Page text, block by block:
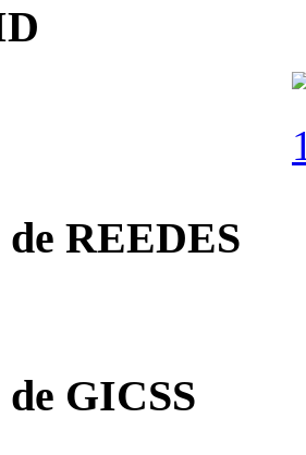
REEDES
GICSS